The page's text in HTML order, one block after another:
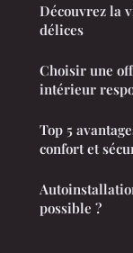
Découvrez la
délices
Choisir une
intérieur
Top 5
confort et
possible ?